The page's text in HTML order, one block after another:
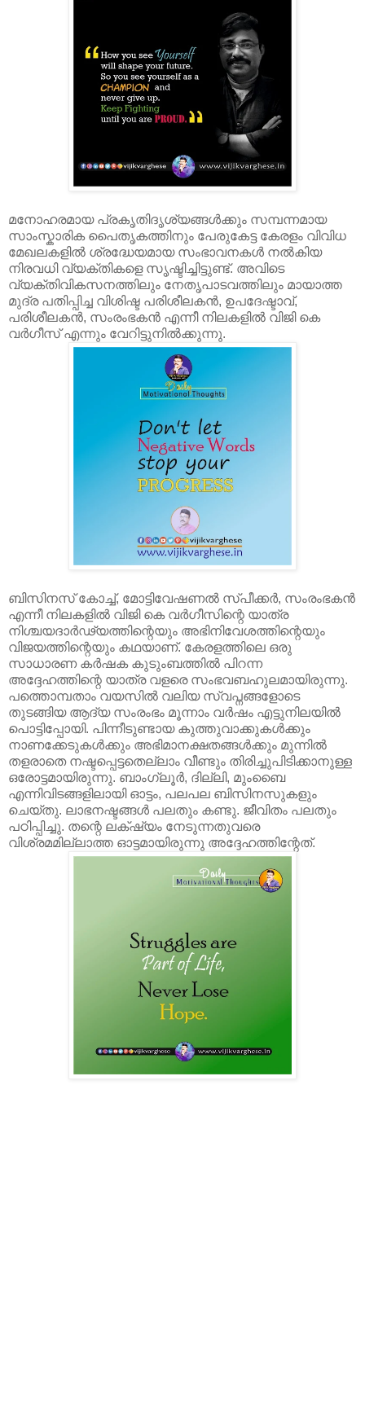
മനോഹരമായ പ്രകൃതിദൃശ്യങ്ങൾക്കും സമ്പന്നമായ
സാംസ്കാരിക പൈതൃകത്തിനും പേരുകേട്ട കേരളം വിവിധ
മേഖലകളിൽ ശ്രദ്ധേയമായ സംഭാവനകൾ നൽകിയ
നിരവധി വ്യക്തികളെ സൃഷ്ടിച്ചിട്ടുണ്ട്. അവിടെ
വ്യക്തിവികസനത്തിലും നേതൃപാടവത്തിലും മായാത്ത
മുദ്ര പതിപ്പിച്ച വിശിഷ്ട പരിശീലകൻ, ഉപദേഷ്ടാവ്,
പരിശീലകൻ, സംരംഭകൻ എന്നീ നിലകളിൽ വിജി കെ
വർഗീസ് എന്നും വേറിട്ടുനിൽക്കുന്നു.
ബിസിനസ് കോച്ച്, മോട്ടിവേഷണൽ സ്പീക്കർ, സംരംഭകൻ
എന്നീ നിലകളിൽ വിജി കെ വർഗീസിന്റെ യാത്ര
നിശ്ചയദാർഢ്യത്തിന്റെയും അഭിനിവേശത്തിന്റെയും
വിജയത്തിന്റെയും കഥയാണ്. കേരളത്തിലെ ഒരു
സാധാരണ കർഷക കുടുംബത്തിൽ പിറന്ന
അദ്ദേഹത്തിന്റെ യാത്ര വളരെ സംഭവബഹുലമായിരുന്നു.
പത്തൊമ്പതാം വയസിൽ വലിയ സ്വപ്നങ്ങളോടെ
തുടങ്ങിയ ആദ്യ സംരംഭം മൂന്നാം വർഷം എട്ടുനിലയിൽ
പൊട്ടിപ്പോയി. പിന്നീടുണ്ടായ കുത്തുവാക്കുകൾക്കും
നാണക്കേടുകൾക്കും അഭിമാനക്ഷതങ്ങൾക്കും മുന്നിൽ
തളരാതെ നഷ്ടപ്പെട്ടതെല്ലാം വീണ്ടും തിരിച്ചുപിടിക്കാനുള്ള
ഒരോട്ടമായിരുന്നു. ബാംഗ്ലൂർ, ദില്ലി, മുംബൈ
എന്നിവിടങ്ങളിലായി ഓട്ടം, പലപല ബിസിനസുകളും
ചെയ്‌തു. ലാഭനഷ്ടങ്ങൾ പലതും കണ്ടു. ജീവിതം പലതും
പഠിപ്പിച്ചു. തന്റെ ലക്‌ഷ്യം നേടുന്നതുവരെ
വിശ്രമമില്ലാത്ത ഓട്ടമായിരുന്നു അദ്ദേഹത്തിന്റേത്.